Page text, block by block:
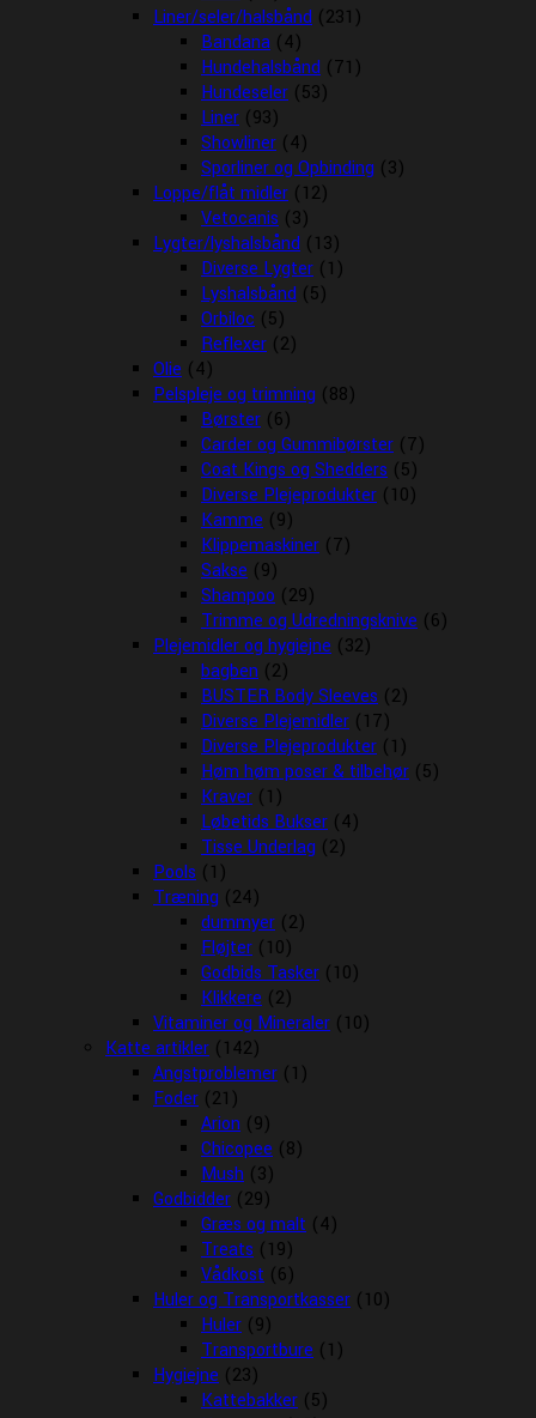
Liner/seler/halsbånd (231)
Bandana (4)
Hundehalsbånd (71)
Hundeseler (53)
Liner (93)
Showliner (4)
Sporliner og Opbinding (3)
Loppe/flåt midler (12)
Vetocanis (3)
Lygter/lyshalsbånd (13)
Diverse Lygter (1)
Lyshalsbånd (5)
Orbiloc (5)
Reflexer (2)
Olie (4)
Pelspleje og trimning (88)
Børster (6)
Carder og Gummibørster (7)
Coat Kings og Shedders (5)
Diverse Plejeprodukter (10)
Kamme (9)
Klippemaskiner (7)
Sakse (9)
Shampoo (29)
Trimme og Udredningsknive (6)
Plejemidler og hygiejne (32)
bagben (2)
BUSTER Body Sleeves (2)
Diverse Plejemidler (17)
Diverse Plejeprodukter (1)
Høm høm poser & tilbehør (5)
Kraver (1)
Løbetids Bukser (4)
Tisse Underlag (2)
Pools (1)
Træning (24)
dummyer (2)
Fløjter (10)
Godbids Tasker (10)
Klikkere (2)
Vitaminer og Mineraler (10)
Katte artikler (142)
Angstproblemer (1)
Foder (21)
Arion (9)
Chicopee (8)
Mush (3)
Godbidder (29)
Græs og malt (4)
Treats (19)
Vådkost (6)
Huler og Transportkasser (10)
Huler (9)
Transportbure (1)
Hygiejne (23)
Kattebakker (5)